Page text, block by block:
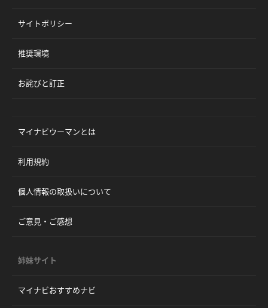
サイトポリシー
推奨環境
お詫びと訂正
マイナビウーマンとは
利用規約
個人情報の取扱いについて
ご意見・ご感想
姉妹サイト
マイナビおすすめナビ